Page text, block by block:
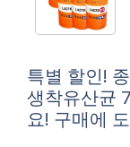
특별 할인!
생착유산균
요! 구매에